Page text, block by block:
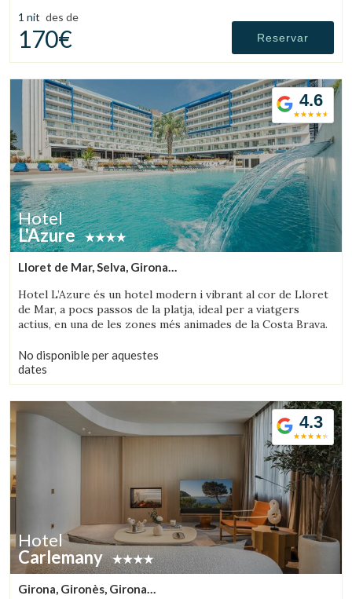
1 nit des de
170€ Reservar
4.6
Hotel
L'Azure
Lloret de Mar, Selva, Girona
Hotel L’Azure és un hotel modern i vibrant al cor de Lloret
de Mar, a pocs passos de la platja, ideal per a viatgers
actius, en una de les zones més animades de la Costa Brava.
No disponible per aquestes
dates
4.3
Hotel
Carlemany
Girona, Gironès, Girona